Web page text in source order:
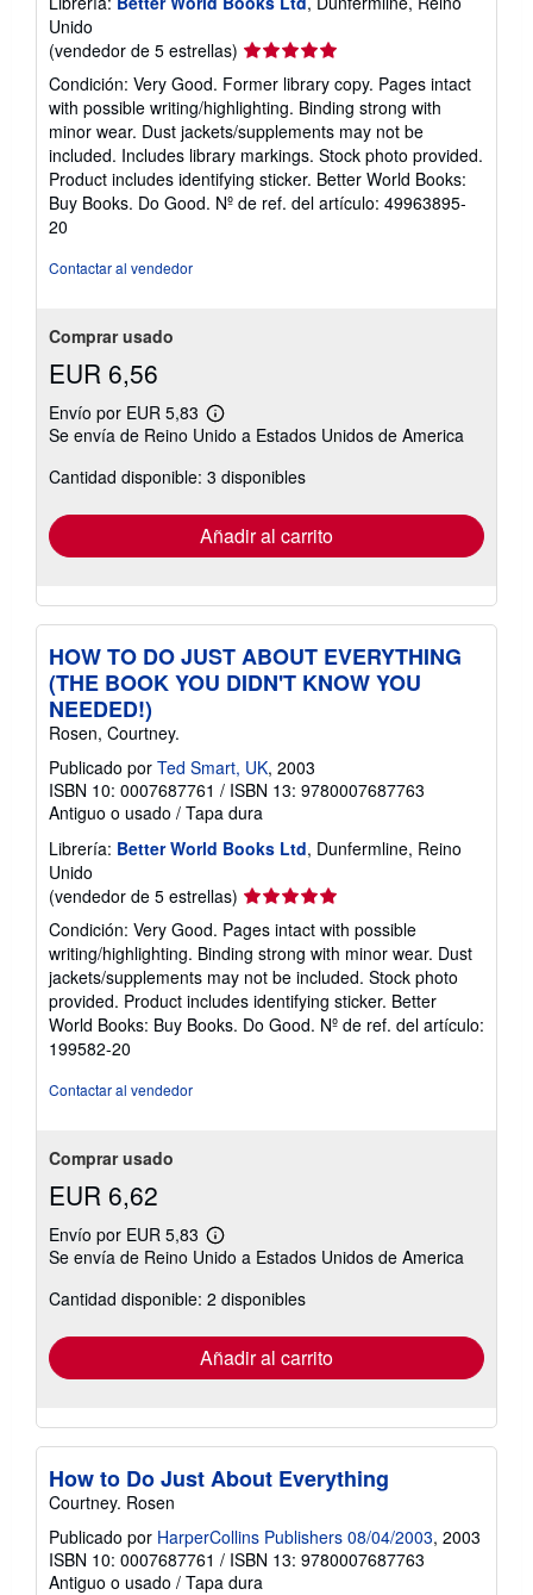
Unido
(vendedor de 5 estrellas) Calificación
vendedor:
5
de
5
estrellas
Condición: Very Good. Former library copy. Pages intact
with possible writing/highlighting. Binding strong with
minor wear. Dust jackets/supplements may not be
included. Includes library markings. Stock photo provided.
Product includes identifying sticker. Better World Books:
Buy Books. Do Good. Nº de ref. del artículo: 49963895-
20
Contactar al vendedor
Comprar usado
EUR 6,56
Envío por EUR 5,83
Más
información
las
tarifas
envío
Se envía de Reino Unido a Estados Unidos de America
Cantidad disponible: 3 disponibles
Añadir al carrito
HOW TO DO JUST ABOUT EVERYTHING
(THE BOOK YOU DIDN'T KNOW YOU
NEEDED!)
Rosen, Courtney.
Publicado por Ted Smart, UK, 2003
ISBN 10: 0007687761 / ISBN 13: 9780007687763
Antiguo o usado / Tapa dura
Librería: Better World Books Ltd, Dunfermline, Reino
Unido
(vendedor de 5 estrellas) Calificación
vendedor:
5
de
5
estrellas
Condición: Very Good. Pages intact with possible
writing/highlighting. Binding strong with minor wear. Dust
jackets/supplements may not be included. Stock photo
provided. Product includes identifying sticker. Better
World Books: Buy Books. Do Good. Nº de ref. del artículo:
199582-20
Contactar al vendedor
Comprar usado
EUR 6,62
Envío por EUR 5,83
Más
información
las
tarifas
envío
Se envía de Reino Unido a Estados Unidos de America
Cantidad disponible: 2 disponibles
Añadir al carrito
How to Do Just About Everything
Courtney. Rosen
Publicado por HarperCollins Publishers 08/04/2003, 2003
ISBN 10: 0007687761 / ISBN 13: 9780007687763
Antiguo o usado / Tapa dura